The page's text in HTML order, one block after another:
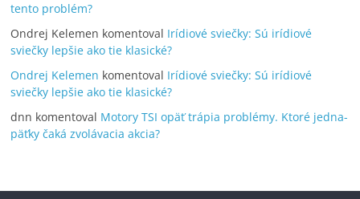
tento problém?
Ondrej Kelemen komentoval Irídiové sviečky: Sú irídiové
sviečky lepšie ako tie klasické?
Ondrej Kelemen komentoval Irídiové sviečky: Sú irídiové
sviečky lepšie ako tie klasické?
dnn komentoval Motory TSI opäť trápia problémy. Ktoré jedna-
päťky čaká zvolávacia akcia?